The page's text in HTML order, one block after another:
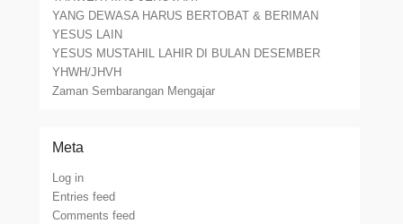
YANG DEWASA HARUS BERTOBAT & BERIMAN
YESUS LAIN
YESUS MUSTAHIL LAHIR DI BULAN DESEMBER
YHWH/JHVH
Zaman Sembarangan Mengajar
Meta
Log in
Entries feed
Comments feed